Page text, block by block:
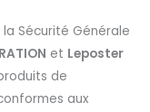
Sécurité Générale
et Leposter
de
aux